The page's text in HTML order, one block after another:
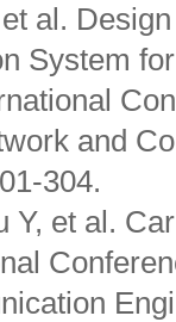
al.
System
and
304.
Y, et al.